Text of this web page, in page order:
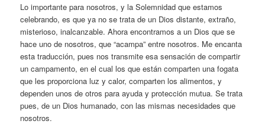
Lo importante para nosotros, y la Solemnidad que estamos
celebrando, es que ya no se trata de un Dios distante, extraño,
misterioso, inalcanzable. Ahora encontramos a un Dios que se
hace uno de nosotros, que “acampa” entre nosotros. Me encanta
esta traducción, pues nos transmite esa sensación de compartir
un campamento, en el cual los que están comparten una fogata
que les proporciona luz y calor, comparten los alimentos, y
dependen unos de otros para ayuda y protección mutua. Se trata
pues, de un Dios humanado, con las mismas necesidades que
nosotros.